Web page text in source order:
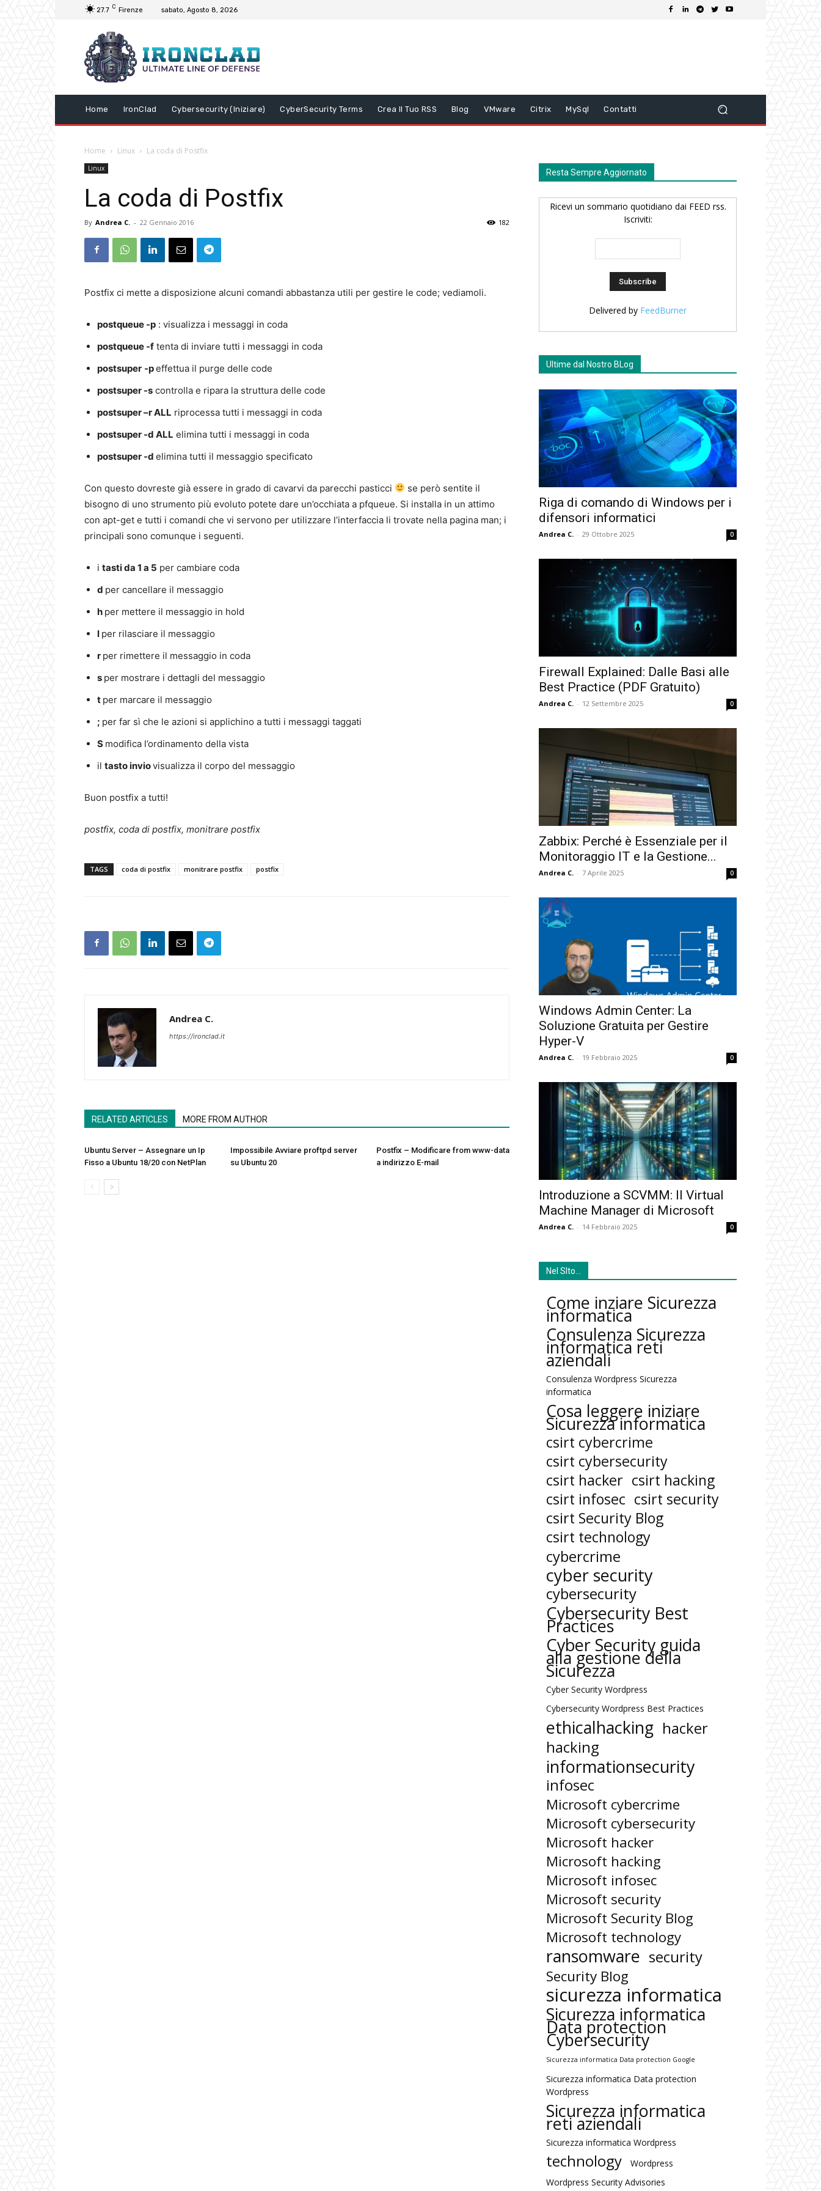
27.7 C Firenze sabato, Agosto 8, 2026
Home IronClad Cybersecurity (Iniziare) CyberSecurity Terms Crea Il Tuo RSS Blog VMware Citrix MySql Contatti
Home Linux La coda di Postfix
Linux
La coda di Postfix
By Andrea C. - 22 Gennaio 2016 182
Postfix ci mette a disposizione alcuni comandi abbastanza utili per gestire le code; vediamoli.
postqueue -p : visualizza i messaggi in coda
postqueue -f tenta di inviare tutti i messaggi in coda
postsuper -peffettua il purge delle code
postsuper -s controlla e ripara la struttura delle code
postsuper –r ALL riprocessa tutti i messaggi in coda
postsuper -d ALL elimina tutti i messaggi in coda
postsuper -d elimina tutti il messaggio specificato
Con questo dovreste già essere in grado di cavarvi da parecchi pasticci
se però sentite il
bisogno di uno strumento più evoluto potete dare un’occhiata a pfqueue. Si installa in un attimo
con apt-get e tutti i comandi che vi servono per utilizzare l’interfaccia li trovate nella pagina man; i
principali sono comunque i seguenti.
i tasti da 1 a 5 per cambiare coda
d per cancellare il messaggio
h per mettere il messaggio in hold
l per rilasciare il messaggio
r per rimettere il messaggio in coda
s per mostrare i dettagli del messaggio
t per marcare il messaggio
; per far sì che le azioni si applichino a tutti i messaggi taggati
S modifica l’ordinamento della vista
il tasto inviovisualizza il corpo del messaggio
Buon postfix a tutti!
postfix, coda di postfix, monitrare postfix
TAGS coda di postfix monitrare postfix postfix
Andrea C.
https://ironclad.it
RELATED ARTICLES MORE FROM AUTHOR
Ubuntu Server – Assegnare un Ip
Fisso a Ubuntu 18/20 con NetPlan
Impossibile Avviare proftpd server
su Ubuntu 20
Postfix – Modificare from www-data
a indirizzo E-mail
Resta Sempre Aggiornato
Ricevi un sommario quotidiano dai FEED rss.
Iscriviti:
Delivered by FeedBurner
Ultime dal Nostro BLog
Riga di comando di Windows per i
difensori informatici
Andrea C. - 29 Ottobre 2025 0
Firewall Explained: Dalle Basi alle
Best Practice (PDF Gratuito)
Andrea C. - 12 Settembre 2025 0
Zabbix: Perché è Essenziale per il
Monitoraggio IT e la Gestione...
Andrea C. - 7 Aprile 2025 0
Windows Admin Center: La
Soluzione Gratuita per Gestire
Hyper-V
Andrea C. - 19 Febbraio 2025 0
Introduzione a SCVMM: Il Virtual
Machine Manager di Microsoft
Andrea C. - 14 Febbraio 2025 0
Nel SIto…
Come inziare Sicurezza
informatica
Consulenza Sicurezza
informatica reti
aziendali
Consulenza Wordpress Sicurezza
informatica
Cosa leggere iniziare
Sicurezza informatica
csirt cybercrime
csirt cybersecurity
csirt hacker csirt hacking
csirt infosec csirt security
csirt Security Blog
csirt technology
cybercrime
cyber security
cybersecurity
Cybersecurity Best
Practices
Cyber Security guida
alla gestione della
Sicurezza
Cyber Security Wordpress
Cybersecurity Wordpress Best Practices
ethicalhacking hacker
hacking
informationsecurity
infosec
Microsoft cybercrime
Microsoft cybersecurity
Microsoft hacker
Microsoft hacking
Microsoft infosec
Microsoft security
Microsoft Security Blog
Microsoft technology
ransomware security
Security Blog
sicurezza informatica
Sicurezza informatica
Data protection
Cybersecurity
Sicurezza informatica Data protection Google
Sicurezza informatica Data protection
Wordpress
Sicurezza informatica
reti aziendali
Sicurezza informatica Wordpress
technology
Wordpress
Wordpress Security Advisories